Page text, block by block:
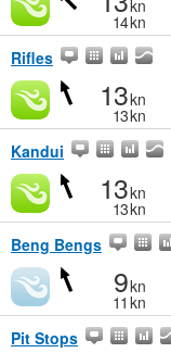
kn
14kn
Rifles
13kn
13kn
Kandui
13kn
13kn
Beng Bengs
9kn
11 kn
Pit Stops